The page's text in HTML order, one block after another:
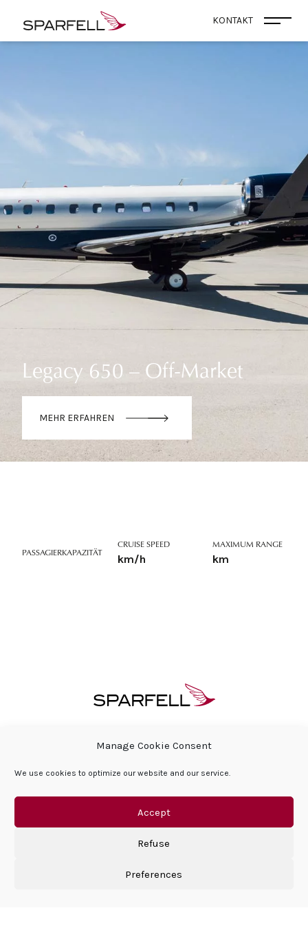
Manage Cookie Consent
We use cookies to optimize our website and our service.
Accept
Refuse
Preferences
SPARFELL KONTAKT Menü
Legacy 650 – Off-Market
MEHR ERFAHREN
PASSAGIERKAPAZITÄT
CRUISE SPEED
km/h
MAXIMUM RANGE
km
ÜBER SPARFELL
HÄUFIG GESTELLTE FRAGEN
SOZIALE VERANTWORTUNG DES UNTERNEHMENS
DATENSCHUTZERKLÄRUNG